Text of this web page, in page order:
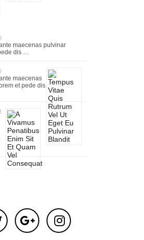
maecenas pulvinar
dis …
maecenas
et pede dis